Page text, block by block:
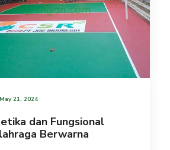
May 21, 2024
dan Fungsional
Berwarna